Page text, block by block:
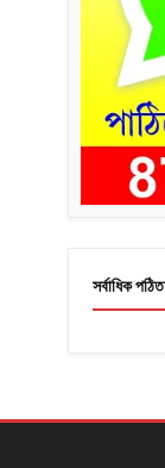
সর্বাধিক পঠিত